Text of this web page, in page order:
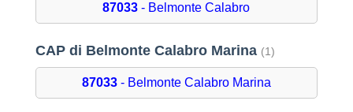
87033 - Belmonte Calabro
CAP di Belmonte Calabro Marina (1)
87033- Belmonte Calabro Marina